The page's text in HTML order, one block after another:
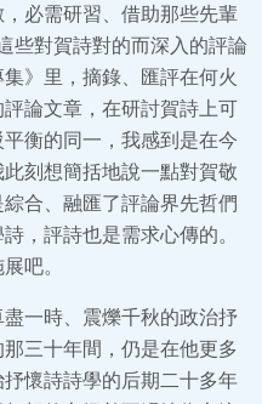
必需研習、借助那些先輩
些對賀詩對的而深入的評論
》里，摘錄、匯評在何火
論文章，在研討賀詩上可
衡的同一，我感到是在今
刻想簡括地說一點對賀敬
合、融匯了評論界先哲們
，評詩也是需求心傳的。
吧。
一時、震爍千秋的政治抒
三十年間，仍是在他更多
懷詩詩學的后期二十多年